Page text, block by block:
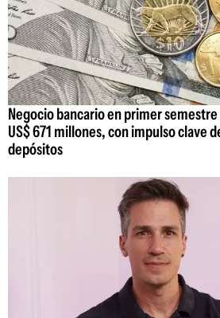
Negocio bancario en primer
US$ 671 millones, con impulso clave
depósitos